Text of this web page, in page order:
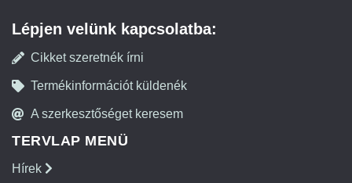
Lépjen velünk kapcsolatba:
Cikket szeretnék írni
Termékinformációt küldenék
A szerkesztőséget keresem
TERVLAP MENÜ
Hírek